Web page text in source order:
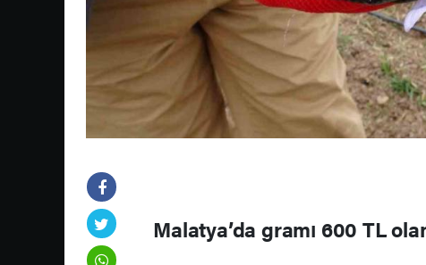
Malatya’da gramı 600 TL